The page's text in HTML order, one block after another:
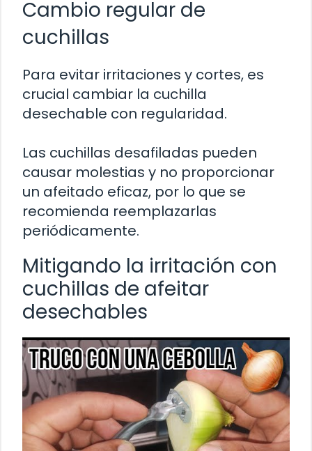
Cambio regular de
cuchillas
Para evitar irritaciones y cortes, es
crucial cambiar la cuchilla
desechable con regularidad.
Las cuchillas desafiladas pueden
causar molestias y no proporcionar
un afeitado eficaz, por lo que se
recomienda reemplazarlas
periódicamente.
Mitigando la irritación con
cuchillas de afeitar
desechables